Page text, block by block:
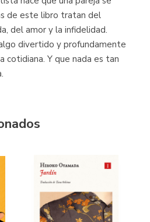
de este libro tratan del
del amor y la infidelidad.
divertido y profundamente
cotidiana. Y que nada es tan